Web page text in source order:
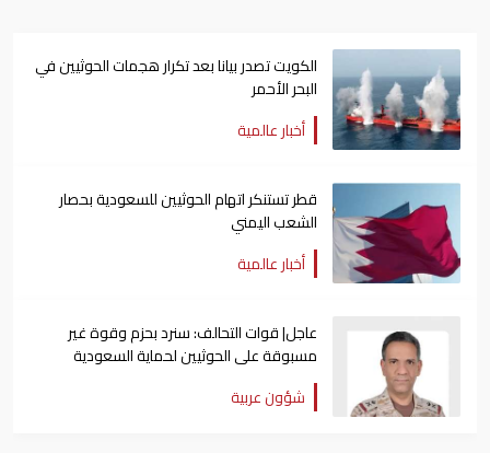
الكويت تصدر بيانا بعد تكرار هجمات الحوثيين في
البحر الأحمر
أخبار عالمية
قطر تستنكر اتهام الحوثيين للسعودية بحصار
الشعب اليمني
أخبار عالمية
عاجل| قوات التحالف: سنرد بحزم وقوة غير
مسبوقة على الحوثيين لحماية السعودية
واليمن
شؤون عربية